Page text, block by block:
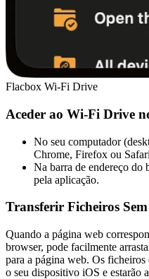
Flacbox Wi-Fi Drive
Aceder ao Wi-Fi Drive
No seu computador
Chrome, Firefox ou
Na barra de endereço
pela aplicação.
Transferir Ficheiros
Quando a página web
browser, pode facilmente
para a página web. Os ficheiros
o seu dispositivo iOS e estarão